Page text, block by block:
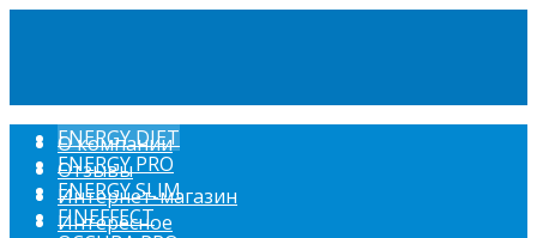
О компании
Отзывы
Интернет-магазин
Интересное
ENERGY DIET
ENERGY PRO
ENERGY SLIM
FINEFFECT